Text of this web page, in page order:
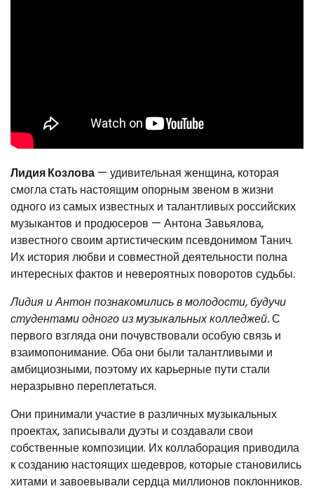
Лидия Козлова — удивительная женщина, которая
смогла стать настоящим опорным звеном в жизни
одного из самых известных и талантливых российских
музыкантов и продюсеров — Антона Завьялова,
известного своим артистическим псевдонимом Танич.
Их история любви и совместной деятельности полна
интересных фактов и невероятных поворотов судьбы.
Лидия и Антон познакомились в молодости, будучи
студентами одного из музыкальных колледжей.С
первого взгляда они почувствовали особую связь и
взаимопонимание. Оба они были талантливыми и
амбициозными, поэтому их карьерные пути стали
неразрывно переплетаться.
Они принимали участие в различных музыкальных
проектах, записывали дуэты и создавали свои
собственные композиции. Их коллаборация приводила
к созданию настоящих шедевров, которые становились
хитами и завоевывали сердца миллионов поклонников.